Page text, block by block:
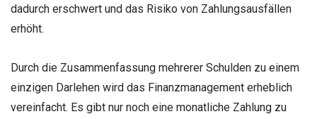
dadurch erschwert und das Risiko von Zahlungsausfällen
erhöht.
Durch die Zusammenfassung mehrerer Schulden zu einem
einzigen Darlehen wird das Finanzmanagement erheblich
vereinfacht. Es gibt nur noch eine monatliche Zahlung zu